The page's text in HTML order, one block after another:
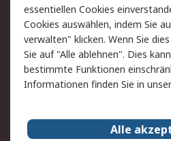
AGB
Cookie-Richtlinie
Copyright/Impressum
essentiellen Cookies
Cookies auswählen, indem Sie
verwalten" klicken. Wenn Sie
Sie auf "Alle ablehnen". Dies
bestimmte Funktionen
Informationen finden Sie in
Alle